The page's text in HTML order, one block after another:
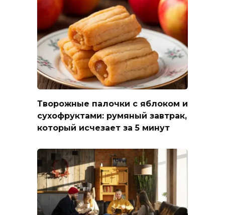
Творожные палочки с яблоком и
сухофруктами: румяный завтрак,
который исчезает за 5 минут